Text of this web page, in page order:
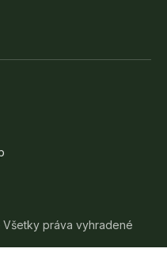
práva vyhradené